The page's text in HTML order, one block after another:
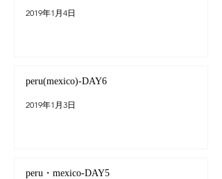
2019年1月4日
peru(mexico)-DAY6
2019年1月3日
peru・mexico-DAY5